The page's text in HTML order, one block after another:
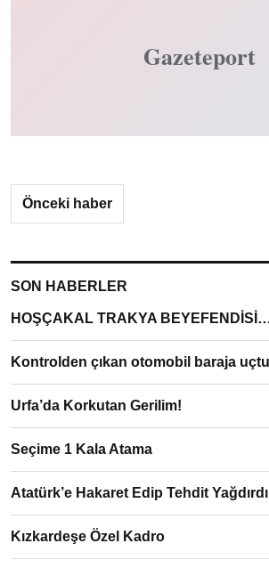
Gazeteport
Önceki haber
SON HABERLER
HOŞÇAKAL TRAKYA
Kontrolden çıkan otomobil baraja
Urfa’da Korkutan Gerilim!
Seçime 1 Kala Atama
Atatürk’e Hakaret Edip Tehdit Yağdırdı
Kızkardeşe Özel Kadro